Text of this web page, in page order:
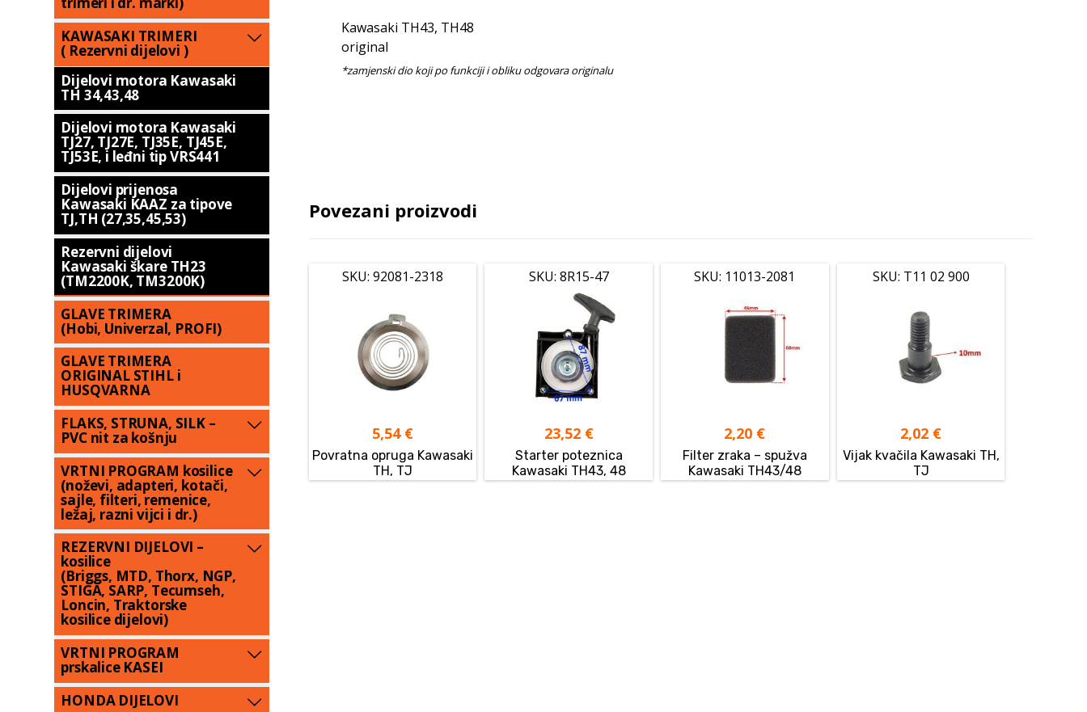
Kawasaki TH43, TH48
original
Povezani proizvodi
SKU: 92081-2318
5,54 €
Povratna opruga Kawasaki
TH, TJ
SKU: 8R15-47
23,52 €
Starter poteznica
Kawasaki TH43, 48
SKU: 11013-2081
2,20 €
Filter zraka – spužva
Kawasaki TH43/48
SKU: T11 02 900
2,02 €
Vijak kvačila Kawasaki TH,
TJ
KAWASAKI TRIMERI
( Rezervni dijelovi )
Dijelovi motora Kawasaki
TH 34,43,48
Dijelovi motora Kawasaki
TJ27, TJ27E, TJ35E, TJ45E,
TJ53E, i leđni tip VRS441
Dijelovi prijenosa
Kawasaki KAAZ za tipove
TJ,TH (27,35,45,53)
Rezervni dijelovi
Kawasaki škare TH23
(TM2200K, TM3200K)
GLAVE TRIMERA
(Hobi, Univerzal, PROFI)
GLAVE TRIMERA
ORIGINAL STIHL i
HUSQVARNA
FLAKS, STRUNA, SILK –
PVC nit za košnju
VRTNI PROGRAM kosilice
(noževi, adapteri, kotači,
sajle, filteri, remenice,
ležaj, razni vijci i dr.)
REZERVNI DIJELOVI –
kosilice
(Briggs, MTD, Thorx, NGP,
STIGA, SARP, Tecumseh,
Loncin, Traktorske
kosilice dijelovi)
VRTNI PROGRAM
prskalice KASEI
HONDA DIJELOVI